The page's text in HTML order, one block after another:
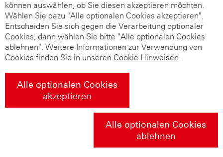
können auswählen, ob Sie diesen akzeptieren möchten.
Wählen Sie dazu "Alle optionalen Cookies akzeptieren".
Entscheiden Sie sich gegen die Verarbeitung optionaler
Cookies, dann wählen Sie bitte "Alle optionalen Cookies
ablehnen". Weitere Informationen zur Verwendung von
Cookies finden Sie in unseren Cookie Hinweisen.
Alle optionalen Cookies
akzeptieren
Alle optionalen Cookies
ablehnen